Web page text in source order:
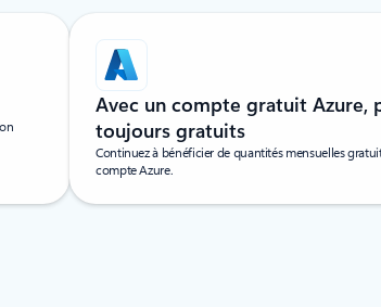
Avec un compte gratuit Azure,
toujours gratuits
Continuez à bénéficier de quantités mensuelles
compte Azure.